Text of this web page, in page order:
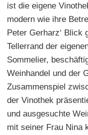
ist die eigene
modern wie ihre
Peter Gerharz‘ Blick
Tellerrand der
Sommelier,
Weinhandel und der
Zusammenspiel
der Vinothek
und ausgesuchte
mit seiner Frau Nina